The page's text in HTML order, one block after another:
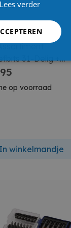
31-Delig +
op voorraad
In winkelmandje
Lees verder